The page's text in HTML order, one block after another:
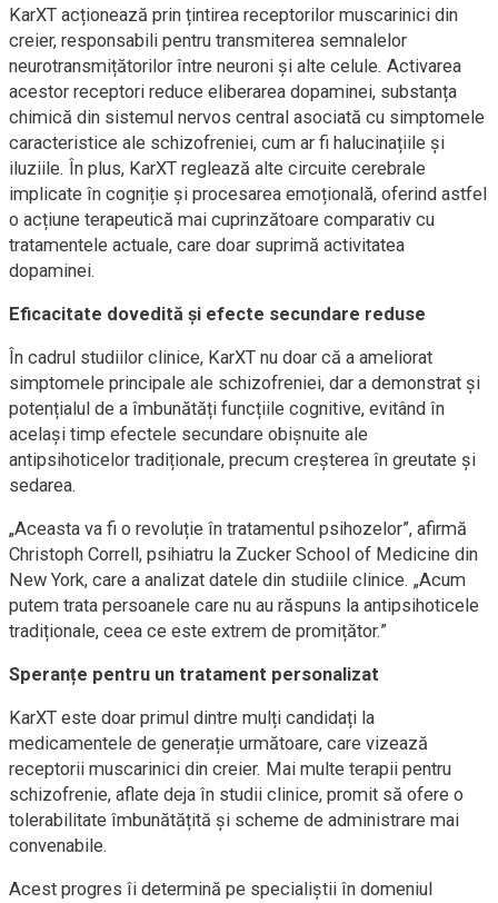
KarXT acționează prin țintirea receptorilor muscarinici din
creier, responsabili pentru transmiterea semnalelor
neurotransmițătorilor între neuroni și alte celule. Activarea
acestor receptori reduce eliberarea dopaminei, substanța
chimică din sistemul nervos central asociată cu simptomele
caracteristice ale schizofreniei, cum ar fi halucinațiile și
iluziile. În plus, KarXT reglează alte circuite cerebrale
implicate în cogniție și procesarea emoțională, oferind astfel
o acțiune terapeutică mai cuprinzătoare comparativ cu
tratamentele actuale, care doar suprimă activitatea
dopaminei.
Eficacitate dovedită și efecte secundare reduse
În cadrul studiilor clinice, KarXT nu doar că a ameliorat
simptomele principale ale schizofreniei, dar a demonstrat și
potențialul de a îmbunătăți funcțiile cognitive, evitând în
același timp efectele secundare obișnuite ale
antipsihoticelor tradiționale, precum creșterea în greutate și
sedarea.
„Aceasta va fi o revoluție în tratamentul psihozelor”, afirmă
Christoph Correll, psihiatru la Zucker School of Medicine din
New York, care a analizat datele din studiile clinice. „Acum
putem trata persoanele care nu au răspuns la antipsihoticele
tradiționale, ceea ce este extrem de promițător.”
Speranțe pentru un tratament personalizat
KarXT este doar primul dintre mulți candidați la
medicamentele de generație următoare, care vizează
receptorii muscarinici din creier. Mai multe terapii pentru
schizofrenie, aflate deja în studii clinice, promit să ofere o
tolerabilitate îmbunătățită și scheme de administrare mai
convenabile.
Acest progres îi determină pe specialiștii în domeniul